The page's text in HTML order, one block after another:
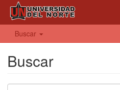
Buscar
Buscar